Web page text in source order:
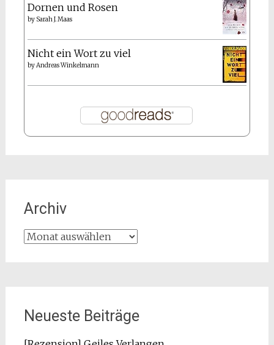
Dornen und Rosen
by Sarah J. Maas
Nicht ein Wort zu viel
byAndreas Winkelmann
Archiv
Archiv
Neueste Beiträge